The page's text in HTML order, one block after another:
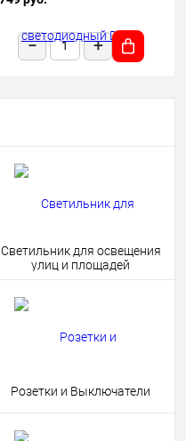
Светильник для освещения
улиц и площадей
Розетки и Выключатели